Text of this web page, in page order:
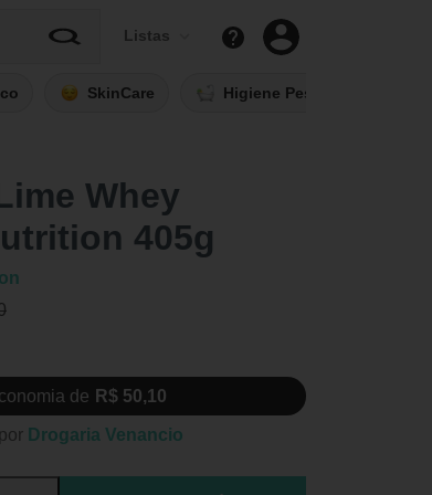
Listas
SkinCare Higiene Pessoal
Whey
405g
de R$ 50,10
Drogaria Venancio